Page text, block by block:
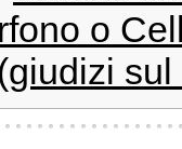
o